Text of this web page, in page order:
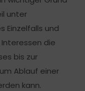
unter
Einzelfalls und
die
bis zur
Ablauf einer
kann.